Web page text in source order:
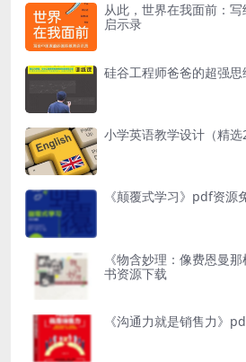
从此，世界在我面前：
启示录
硅谷工程师爸爸的超强
小学英语教学设计（精选
《颠覆式学习》pdf资源
《物含妙理：像费恩曼
书资源下载
《沟通力就是销售力》